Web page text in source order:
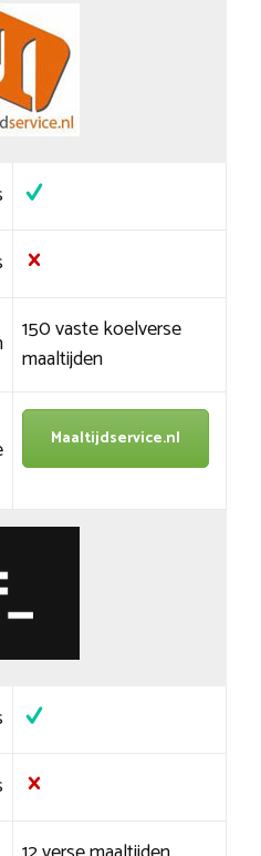
150 vaste koelverse
maaltijden
Maaltijdservice.nl